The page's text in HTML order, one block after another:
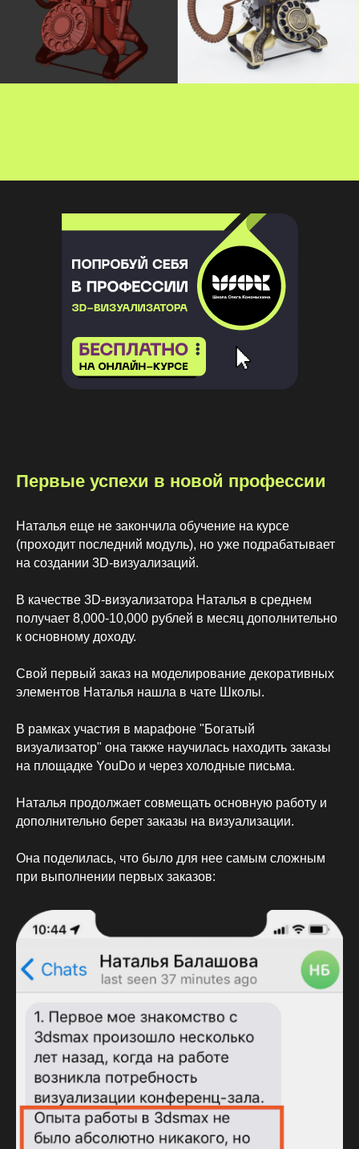
Первые успехи в новой профессии
Наталья еще не закончила обучение на курсе
(проходит последний модуль), но уже подрабатывает
на создании 3D-визуализаций.
В качестве 3D-визуализатора Наталья в среднем
получает 8,000-10,000 рублей в месяц дополнительно
к основному доходу.
Свой первый заказ на моделирование декоративных
элементов Наталья нашла в чате Школы.
В рамках участия в марафоне "Богатый
визуализатор" она также научилась находить заказы
на площадке YouDo и через холодные письма.
Наталья продолжает совмещать основную работу и
дополнительно берет заказы на визуализации.
Она поделилась, что было для нее самым сложным
при выполнении первых заказов:
Хотите тоже освоить профессию 3D–визуализатора и
зарабатывать?
Записаться на онлайн-курс
Оставьте заявку по кнопке ниже и получите
197082, Россия, г. Санкт-Петербург,
ул. Туристская, д. 30
ИНН: 781429539539
ОГРН: 325784700214610
+7 (934) 477-18-63 admin@ok-visual.ru
НАШИ ПАРТНЕРЫ: